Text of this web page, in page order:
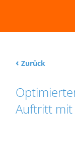
‹ Zurück
Auftritt mit